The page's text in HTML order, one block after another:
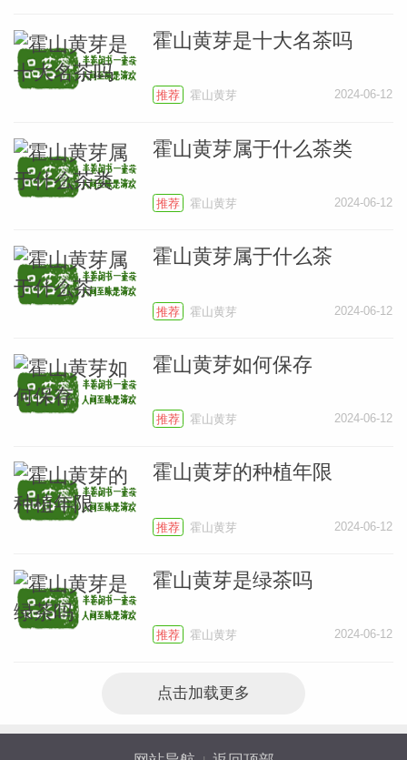
常
识
霍山黄芽是十大名茶吗
推荐 霍山黄芽 2024-06-12
霍山黄芽属于什么茶类
推荐 霍山黄芽 2024-06-12
霍山黄芽属于什么茶
推荐 霍山黄芽 2024-06-12
霍山黄芽如何保存
推荐 霍山黄芽 2024-06-12
霍山黄芽的种植年限
推荐 霍山黄芽 2024-06-12
霍山黄芽是绿茶吗
推荐 霍山黄芽 2024-06-12
点击加载更多